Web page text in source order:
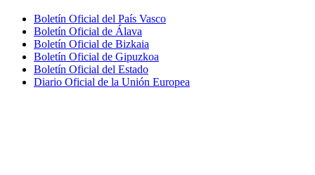
Boletín Oficial del País Vasco
Boletín Oficial de Álava
Boletín Oficial de Bizkaia
Boletín Oficial de Gipuzkoa
Boletín Oficial del Estado
Diario Oficial de la Unión Europea